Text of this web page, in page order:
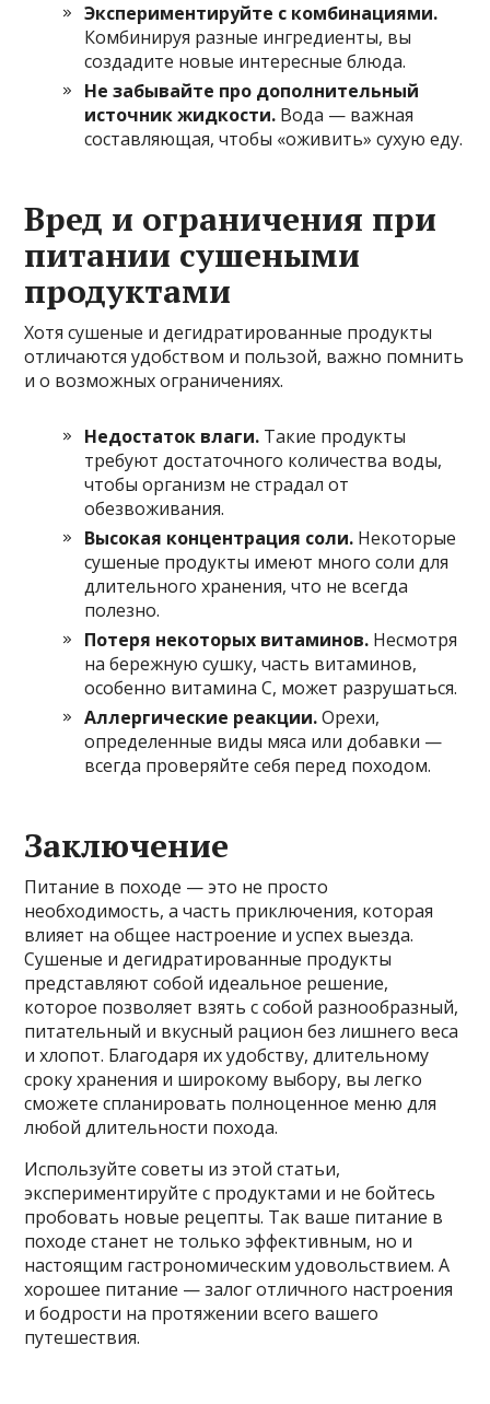
Экспериментируйте с комбинациями.
Комбинируя разные ингредиенты, вы
создадите новые интересные блюда.
Не забывайте про дополнительный
источник жидкости. Вода — важная
составляющая, чтобы «оживить» сухую еду.
Вред и ограничения при
питании сушеными
продуктами
Хотя сушеные и дегидратированные продукты
отличаются удобством и пользой, важно помнить
и о возможных ограничениях.
Недостаток влаги. Такие продукты
требуют достаточного количества воды,
чтобы организм не страдал от
обезвоживания.
Высокая концентрация соли. Некоторые
сушеные продукты имеют много соли для
длительного хранения, что не всегда
полезно.
Потеря некоторых витаминов. Несмотря
на бережную сушку, часть витаминов,
особенно витамина C, может разрушаться.
Аллергические реакции.Орехи,
определенные виды мяса или добавки —
всегда проверяйте себя перед походом.
Заключение
Питание в походе — это не просто
необходимость, а часть приключения, которая
влияет на общее настроение и успех выезда.
Сушеные и дегидратированные продукты
представляют собой идеальное решение,
которое позволяет взять с собой разнообразный,
питательный и вкусный рацион без лишнего веса
и хлопот. Благодаря их удобству, длительному
сроку хранения и широкому выбору, вы легко
сможете спланировать полноценное меню для
любой длительности похода.
Используйте советы из этой статьи,
экспериментируйте с продуктами и не бойтесь
пробовать новые рецепты. Так ваше питание в
походе станет не только эффективным, но и
настоящим гастрономическим удовольствием. А
хорошее питание — залог отличного настроения
и бодрости на протяжении всего вашего
путешествия.